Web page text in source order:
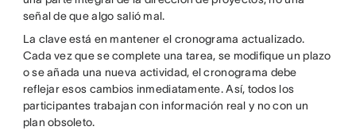
señal de que algo salió mal.
La clave está en mantener el cronograma actualizado.
Cada vez que se complete una tarea, se modifique un plazo
o se añada una nueva actividad, el cronograma debe
reflejar esos cambios inmediatamente. Así, todos los
participantes trabajan con información real y no con un
plan obsoleto.